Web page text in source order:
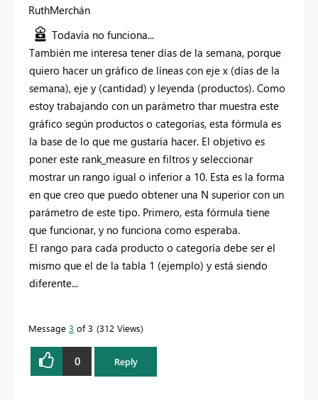
RuthMerchán
Todavía no funciona...
También me interesa tener días de la semana, porque
quiero hacer un gráfico de líneas con eje x (días de la
semana), eje y (cantidad) y leyenda (productos). Como
estoy trabajando con un parámetro thar muestra este
gráfico según productos o categorías, esta fórmula es
la base de lo que me gustaría hacer. El objetivo es
poner este rank_measure en filtros y seleccionar
mostrar un rango igual o inferior a 10. Esta es la forma
en que creo que puedo obtener una N superior con un
parámetro de este tipo. Primero, esta fórmula tiene
que funcionar, y no funciona como esperaba.
El rango para cada producto o categoría debe ser el
mismo que el de la tabla 1 (ejemplo) y está siendo
diferente...
Message 3 of 3 312 Views
0 Reply